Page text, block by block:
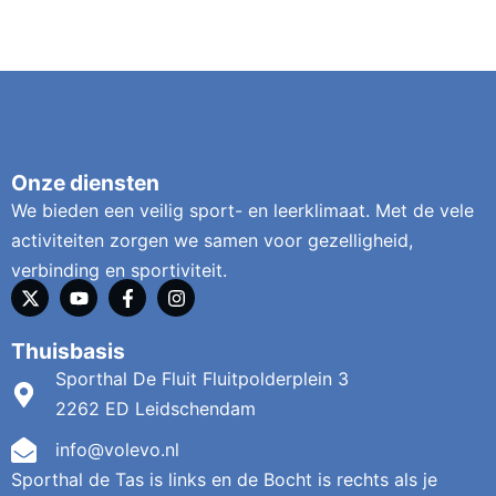
Onze diensten
We bieden een veilig sport- en leerklimaat. Met de vele
activiteiten zorgen we samen voor gezelligheid,
verbinding en sportiviteit.
Thuisbasis
Sporthal De Fluit Fluitpolderplein 3
2262 ED Leidschendam
info@volevo.nl
Sporthal de Tas is links en de Bocht is rechts als je